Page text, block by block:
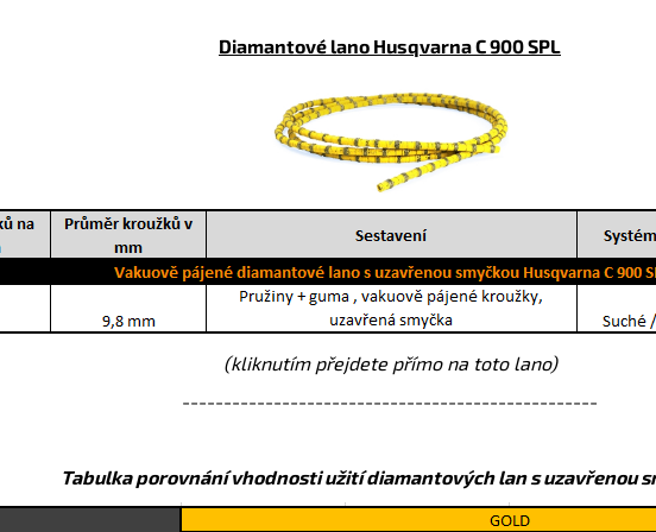
Diamantové lano Husqvarna C 900 SPL
(kliknutím přejdete přímo na toto lano)
--------------------------------------------------
Tabulka porovnání vhodnosti užití diamantových lan s uzavřenou